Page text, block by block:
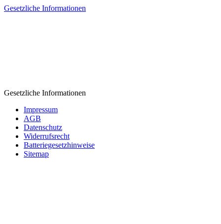
Gesetzliche Informationen
Gesetzliche Informationen
Impressum
AGB
Datenschutz
Widerrufsrecht
Batteriegesetzhinweise
Sitemap